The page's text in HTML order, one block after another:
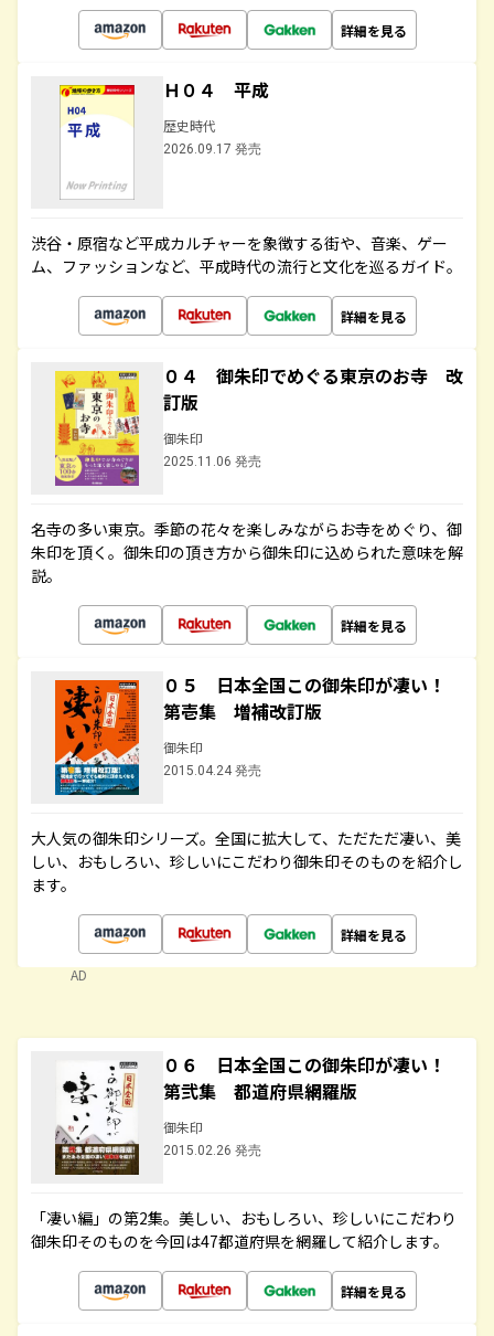
詳細を見る
Ｈ０４ 平成
歴史時代
2026.09.17 発売
渋谷・原宿など平成カルチャーを象徴する街や、音楽、ゲー
ム、ファッションなど、平成時代の流行と文化を巡るガイド。
詳細を見る
０４ 御朱印でめぐる東京のお寺 改
訂版
御朱印
2025.11.06 発売
名寺の多い東京。季節の花々を楽しみながらお寺をめぐり、御
朱印を頂く。御朱印の頂き方から御朱印に込められた意味を解
説。
詳細を見る
０５ 日本全国この御朱印が凄い！
第壱集 増補改訂版
御朱印
2015.04.24 発売
大人気の御朱印シリーズ。全国に拡大して、ただただ凄い、美
しい、おもしろい、珍しいにこだわり御朱印そのものを紹介し
ます。
詳細を見る
AD
０６ 日本全国この御朱印が凄い！
第弐集 都道府県網羅版
御朱印
2015.02.26 発売
「凄い編」の第2集。美しい、おもしろい、珍しいにこだわり
御朱印そのものを今回は47都道府県を網羅して紹介します。
詳細を見る